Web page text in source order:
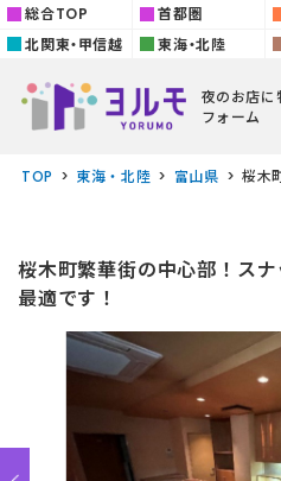
総合TOP 首都圏
北関東・甲信越
東海・北陸
夜のお店に
フォーム
TOP 東海・北陸 富山県 桜木
桜木町繁華街の中心部！ス
最適です！